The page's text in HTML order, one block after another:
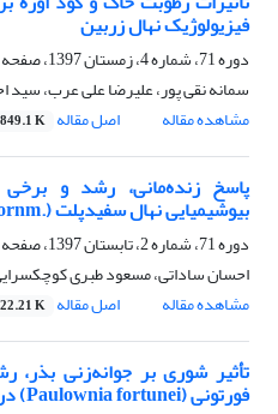
فیزیولوژیک نهال زربین
دوره 71، شماره 4، زمستان 1397، صفحه
سمانه نقی پور، علیرضا علی عرب، سید
مشاهده مقاله
اصل مقاله 849.1 K
پاسخ زنده‌مانی، رشد و برخی
بیوشیمیایی نهال سفیدپلت (.Populus caspica Bornm) به شوری
دوره 71، شماره 2، تابستان 1397، صفحه
احسان ساداتی، مسعود طبری
مشاهده مقاله
اصل مقاله K
تأثیر شوری بر جوانه‌زنی بذر،
فورتونی (Paulownia fortunei) در دو شرایط آزمایشگاه و گلخانه